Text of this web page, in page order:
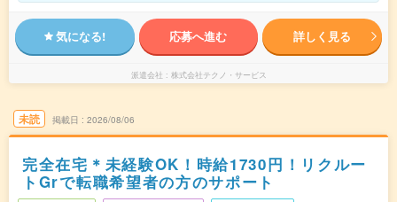
気になる! 応募へ進む 詳しく見る
派遣会社 株式会社テクノ・サービス
未読 掲載日 2026/08/06
完全在宅＊未経験OK！時給1730円！リクルー
トGrで転職希望者の方のサポート